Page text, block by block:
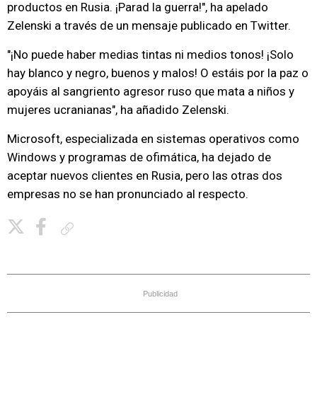
productos en Rusia. ¡Parad la guerra!", ha apelado
Zelenski a través de un mensaje publicado en Twitter.
"¡No puede haber medias tintas ni medios tonos! ¡Solo
hay blanco y negro, buenos y malos! O estáis por la paz o
apoyáis al sangriento agresor ruso que mata a niños y
mujeres ucranianas", ha añadido Zelenski.
Microsoft, especializada en sistemas operativos como
Windows y programas de ofimática, ha dejado de
aceptar nuevos clientes en Rusia, pero las otras dos
empresas no se han pronunciado al respecto.
Publicidad